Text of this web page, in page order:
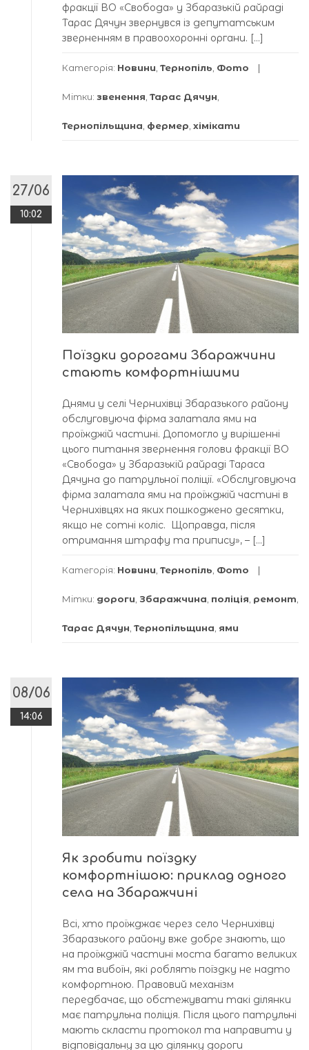
фракції ВО «Свобода» у Збаразькій райраді
Тарас Дячун звернувся із депутатським
зверненням в правоохоронні органи. […]
Категорія: Новини Тернопіль Фото
Мітки: звенення Тарас Дячун
Тернопільщина фермер хімікати
27/06
10:02
Поїздки дорогами Збаражчини
стають комфортнішими
Днями у селі Чернихівці Збаразького району
обслуговуюча фірма залатала ями на
проїжджій частині. Допомогло у вирішенні
цього питання звернення голови фракції ВО
«Свобода» у Збаразькій райраді Тараса
Дячуна до патрульної поліції. «Обслуговуюча
фірма залатала ями на проїжджій частині в
Чернихівцях на яких пошкоджено десятки,
якщо не сотні коліс. Щоправда, після
отримання штрафу та припису», – […]
Категорія: Новини, Тернопіль, Фото
Мітки: дороги, Збаражчина, поліція, ремонт,
Тарас Дячун, Тернопільщина, ями
08/06
14:06
Як зробити поїздку
комфортнішою: приклад одного
села на Збаражчині
Всі, хто проїжджає через село Чернихівці
Збаразького району вже добре знають, що
на проїжджій частині моста багато великих
ям та вибоїн, які роблять поїздку не надто
комфортною. Правовий механізм
передбачає, що обстежувати такі ділянки
має патрульна поліція. Після цього патрульні
мають скласти протокол та направити у
відповідальну за цю ділянку дороги